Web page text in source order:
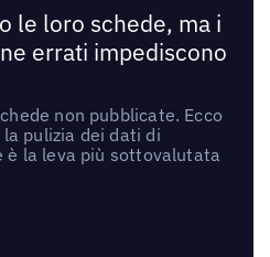
le loro schede, ma i
errati impediscono
non pubblicate. Ecco
pulizia dei dati di
è la leva più sottovalutata